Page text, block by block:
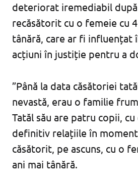
deteriorat iremediabil după
recăsătorit cu o femeie cu
tânără, care ar fi influențat
acțiuni în justiție pentru a
”Până la data căsătoriei
nevastă, erau o familie
Tatăl său are patru copii,
definitiv relațiile în
căsătorit, pe ascuns, cu o
ani mai tânără.